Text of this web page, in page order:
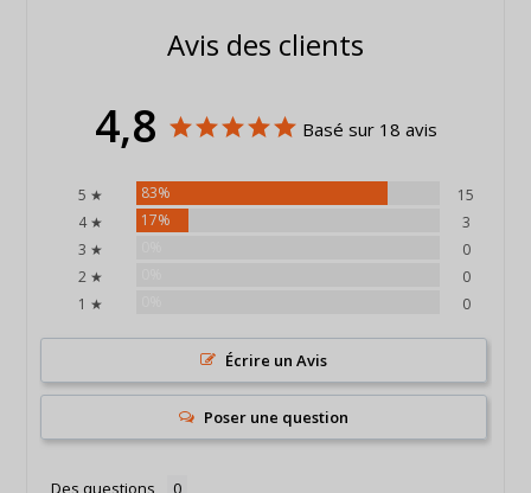
Avis des clients
4,8 Basé sur 18 avis
5 ★ 83%
15
4 ★
17%
3
3 ★
0
2 ★
0
1 ★
0
Écrire un Avis
Poser une question
Des questions